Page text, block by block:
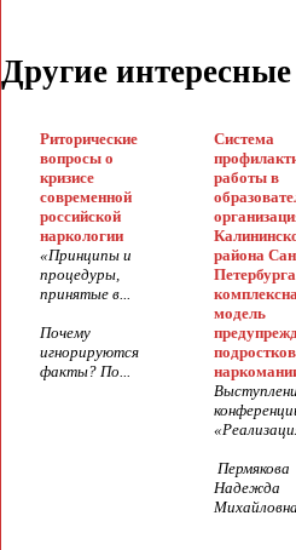
Другие
Риторические
вопросы о
кризисе
современной
российской
наркологии
«Принципы и
процедуры,
принятые в...
Почему
игнорируются
факты? По...
Система
работы в
района
модель
Пермякова
Надежда